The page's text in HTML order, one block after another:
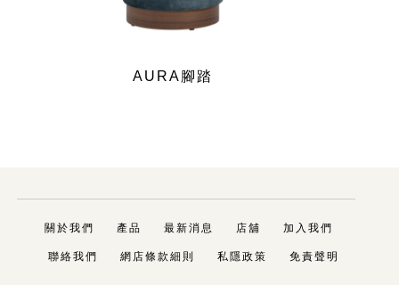
AURA腳踏
關於我們 產品 最新消息 店舖 加入我們
聯絡我們 網店條款細則 私隱政策 免責聲明